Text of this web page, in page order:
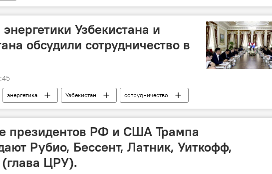
Узбекистана и
обсудили сотрудничество в
энергетика Узбекистан
сотрудничество
электричество
президентов РФ и США Трампа
Рубио, Бессент, Латник, Уиткофф,
ЦРУ).